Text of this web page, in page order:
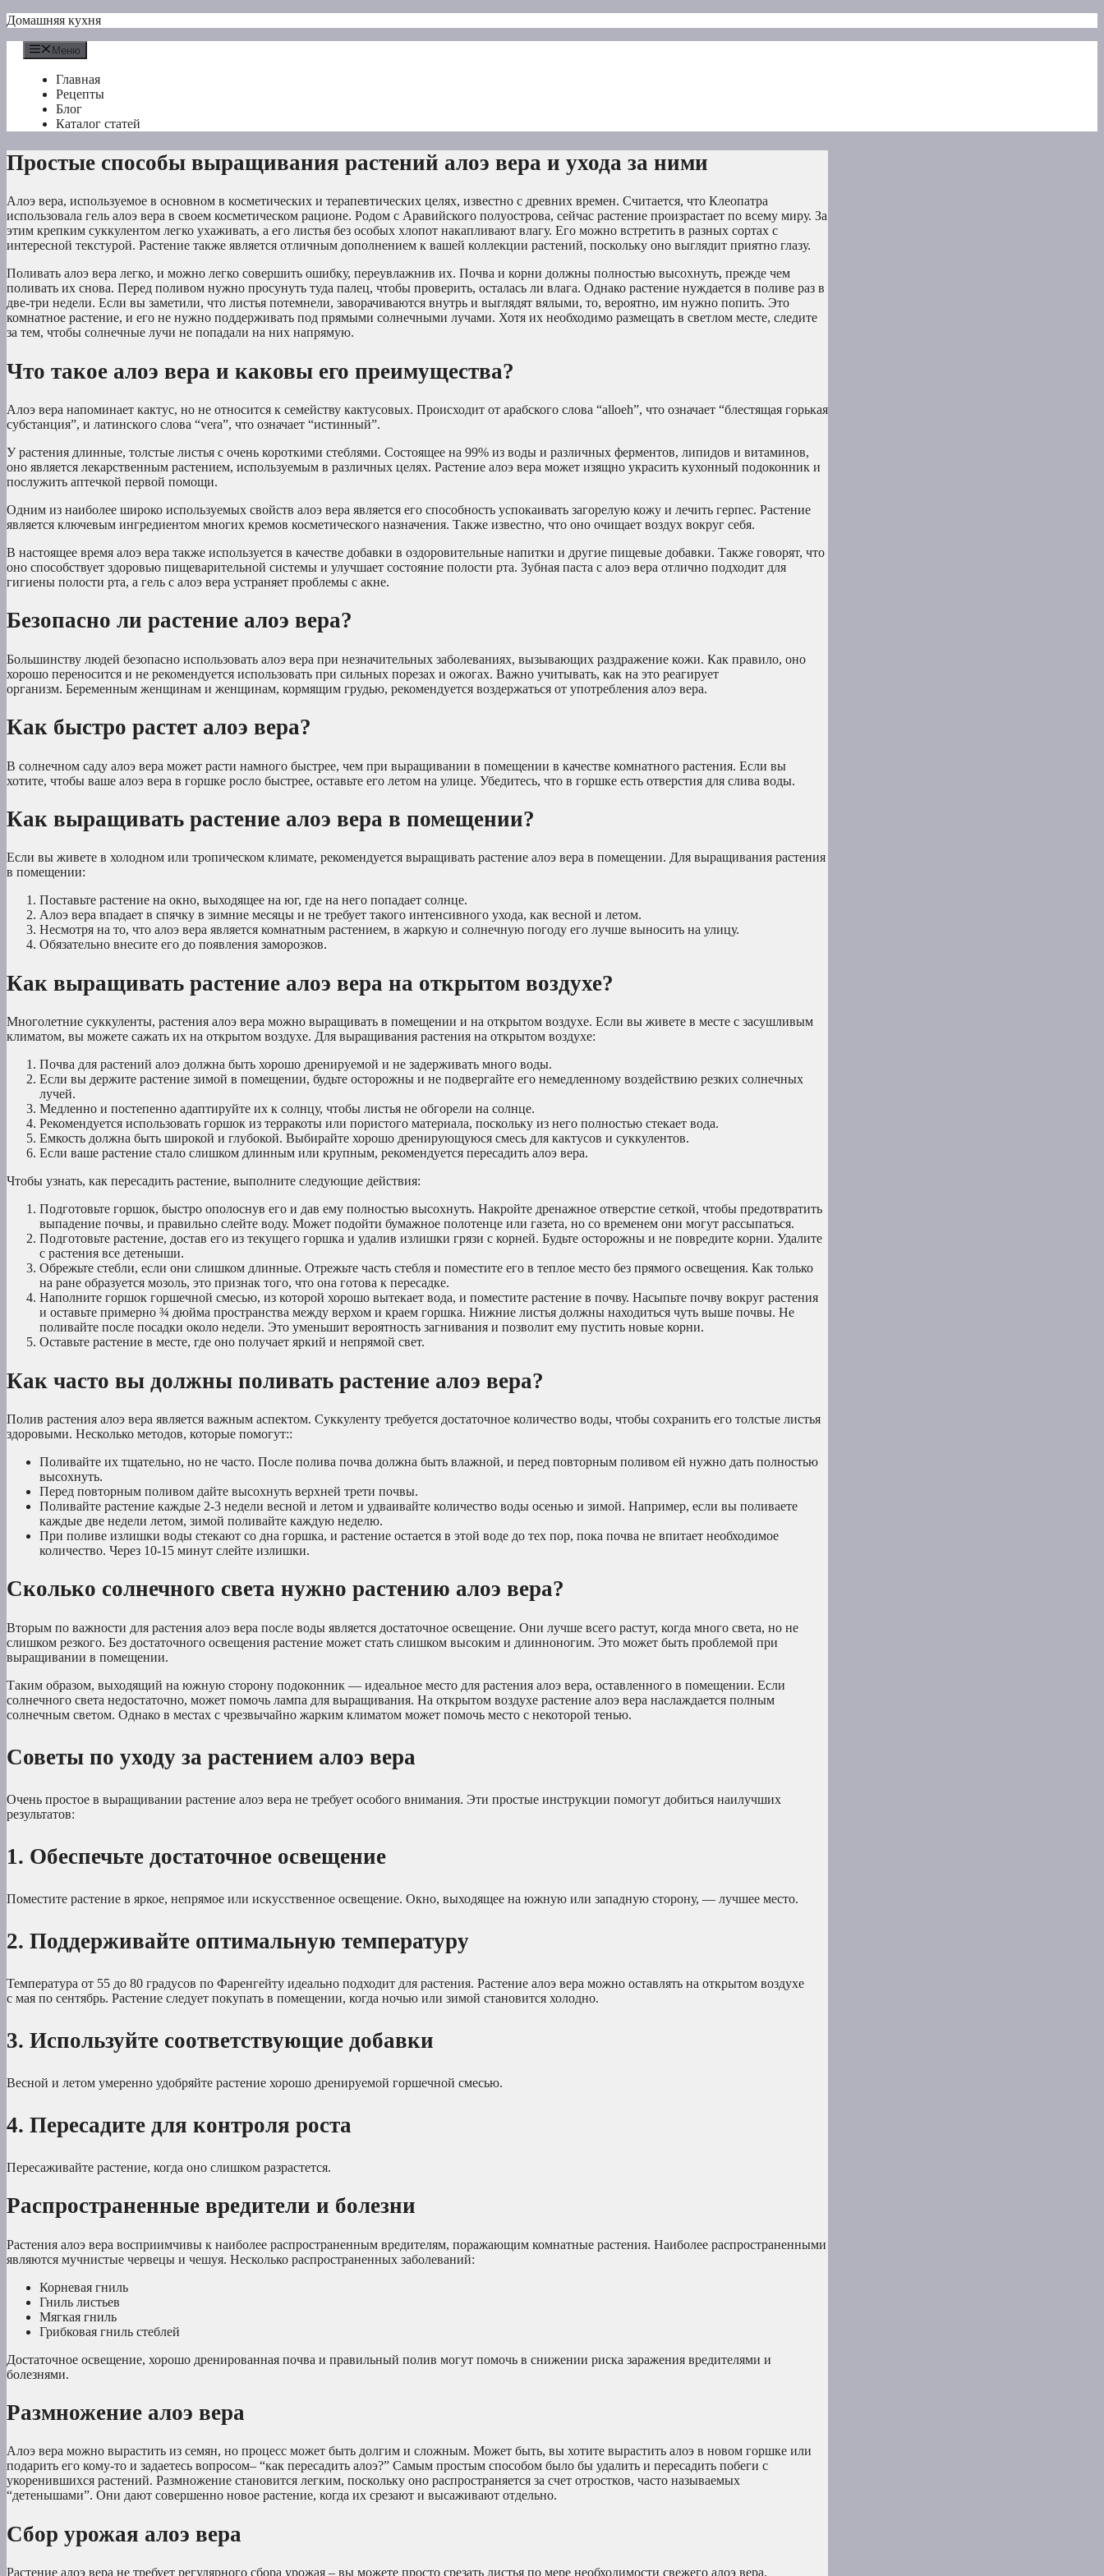
Перейти
содержимому
Домашняя кухня
Меню
Главная
Рецепты
Блог
Каталог статей
Простые способы выращивания растений алоэ вера и ухода за ними
Алоэ вера, используемое в основном в косметических и терапевтических целях, известно с древних времен. Считается, что Клеопатра
использовала гель алоэ вера в своем косметическом рационе. Родом с Аравийского полуострова, сейчас растение произрастает по всему миру. За
этим крепким суккулентом легко ухаживать, а его листья без особых хлопот накапливают влагу. Его можно встретить в разных сортах с
интересной текстурой. Растение также является отличным дополнением к вашей коллекции растений, поскольку оно выглядит приятно глазу.
Поливать алоэ вера легко, и можно легко совершить ошибку, переувлажнив их. Почва и корни должны полностью высохнуть, прежде чем
поливать их снова. Перед поливом нужно просунуть туда палец, чтобы проверить, осталась ли влага. Однако растение нуждается в поливе раз в
две-три недели. Если вы заметили, что листья потемнели, заворачиваются внутрь и выглядят вялыми, то, вероятно, им нужно попить. Это
комнатное растение, и его не нужно поддерживать под прямыми солнечными лучами. Хотя их необходимо размещать в светлом месте, следите
за тем, чтобы солнечные лучи не попадали на них напрямую.
Что такое алоэ вера и каковы его преимущества?
Алоэ вера напоминает кактус, но не относится к семейству кактусовых. Происходит от арабского слова “alloeh”, что означает “блестящая горькая
субстанция”, и латинского слова “vera”, что означает “истинный”.
У растения длинные, толстые листья с очень короткими стеблями. Состоящее на 99% из воды и различных ферментов, липидов и витаминов,
оно является лекарственным растением, используемым в различных целях. Растение алоэ вера может изящно украсить кухонный подоконник и
послужить аптечкой первой помощи.
Одним из наиболее широко используемых свойств алоэ вера является его способность успокаивать загорелую кожу и лечить герпес. Растение
является ключевым ингредиентом многих кремов косметического назначения. Также известно, что оно очищает воздух вокруг себя.
В настоящее время алоэ вера также используется в качестве добавки в оздоровительные напитки и другие пищевые добавки. Также говорят, что
оно способствует здоровью пищеварительной системы и улучшает состояние полости рта. Зубная паста с алоэ вера отлично подходит для
гигиены полости рта, а гель с алоэ вера устраняет проблемы с акне.
Безопасно ли растение алоэ вера?
Большинству людей безопасно использовать алоэ вера при незначительных заболеваниях, вызывающих раздражение кожи. Как правило, оно
хорошо переносится и не рекомендуется использовать при сильных порезах и ожогах. Важно учитывать, как на это реагирует
организм. Беременным женщинам и женщинам, кормящим грудью, рекомендуется воздержаться от употребления алоэ вера.
Как быстро растет алоэ вера?
В солнечном саду алоэ вера может расти намного быстрее, чем при выращивании в помещении в качестве комнатного растения. Если вы
хотите, чтобы ваше алоэ вера в горшке росло быстрее, оставьте его летом на улице. Убедитесь, что в горшке есть отверстия для слива воды.
Как выращивать растение алоэ вера в помещении?
Если вы живете в холодном или тропическом климате, рекомендуется выращивать растение алоэ вера в помещении. Для выращивания растения
в помещении:
Поставьте растение на окно, выходящее на юг, где на него попадает солнце.
Алоэ вера впадает в спячку в зимние месяцы и не требует такого интенсивного ухода, как весной и летом.
Несмотря на то, что алоэ вера является комнатным растением, в жаркую и солнечную погоду его лучше выносить на улицу.
Обязательно внесите его до появления заморозков.
Как выращивать растение алоэ вера на открытом воздухе?
Многолетние суккуленты, растения алоэ вера можно выращивать в помещении и на открытом воздухе. Если вы живете в месте с засушливым
климатом, вы можете сажать их на открытом воздухе. Для выращивания растения на открытом воздухе:
Почва для растений алоэ должна быть хорошо дренируемой и не задерживать много воды.
Если вы держите растение зимой в помещении, будьте осторожны и не подвергайте его немедленному воздействию резких солнечных
лучей.
Медленно и постепенно адаптируйте их к солнцу, чтобы листья не обгорели на солнце.
Рекомендуется использовать горшок из терракоты или пористого материала, поскольку из него полностью стекает вода.
Емкость должна быть широкой и глубокой. Выбирайте хорошо дренирующуюся смесь для кактусов и суккулентов.
Если ваше растение стало слишком длинным или крупным, рекомендуется пересадить алоэ вера.
Чтобы узнать, как пересадить растение, выполните следующие действия:
Подготовьте горшок, быстро ополоснув его и дав ему полностью высохнуть. Накройте дренажное отверстие сеткой, чтобы предотвратить
выпадение почвы, и правильно слейте воду. Может подойти бумажное полотенце или газета, но со временем они могут рассыпаться.
Подготовьте растение, достав его из текущего горшка и удалив излишки грязи с корней. Будьте осторожны и не повредите корни. Удалите
с растения все детеныши.
Обрежьте стебли, если они слишком длинные. Отрежьте часть стебля и поместите его в теплое место без прямого освещения. Как только
на ране образуется мозоль, это признак того, что она готова к пересадке.
Наполните горшок горшечной смесью, из которой хорошо вытекает вода, и поместите растение в почву. Насыпьте почву вокруг растения
и оставьте примерно ¾ дюйма пространства между верхом и краем горшка. Нижние листья должны находиться чуть выше почвы. Не
поливайте после посадки около недели. Это уменьшит вероятность загнивания и позволит ему пустить новые корни.
Оставьте растение в месте, где оно получает яркий и непрямой свет.
Как часто вы должны поливать растение алоэ вера?
Полив растения алоэ вера является важным аспектом. Суккуленту требуется достаточное количество воды, чтобы сохранить его толстые листья
здоровыми. Несколько методов, которые помогут::
Поливайте их тщательно, но не часто. После полива почва должна быть влажной, и перед повторным поливом ей нужно дать полностью
высохнуть.
Перед повторным поливом дайте высохнуть верхней трети почвы.
Поливайте растение каждые 2-3 недели весной и летом и удваивайте количество воды осенью и зимой. Например, если вы поливаете
каждые две недели летом, зимой поливайте каждую неделю.
При поливе излишки воды стекают со дна горшка, и растение остается в этой воде до тех пор, пока почва не впитает необходимое
количество. Через 10-15 минут слейте излишки.
Сколько солнечного света нужно растению алоэ вера?
Вторым по важности для растения алоэ вера после воды является достаточное освещение. Они лучше всего растут, когда много света, но не
слишком резкого. Без достаточного освещения растение может стать слишком высоким и длинноногим. Это может быть проблемой при
выращивании в помещении.
Таким образом, выходящий на южную сторону подоконник — идеальное место для растения алоэ вера, оставленного в помещении. Если
солнечного света недостаточно, может помочь лампа для выращивания. На открытом воздухе растение алоэ вера наслаждается полным
солнечным светом. Однако в местах с чрезвычайно жарким климатом может помочь место с некоторой тенью.
Советы по уходу за растением алоэ вера
Очень простое в выращивании растение алоэ вера не требует особого внимания. Эти простые инструкции помогут добиться наилучших
результатов:
1. Обеспечьте достаточное освещение
Поместите растение в яркое, непрямое или искусственное освещение. Окно, выходящее на южную или западную сторону, — лучшее место.
2. Поддерживайте оптимальную температуру
Температура от 55 до 80 градусов по Фаренгейту идеально подходит для растения. Растение алоэ вера можно оставлять на открытом воздухе
с мая по сентябрь. Растение следует покупать в помещении, когда ночью или зимой становится холодно.
3. Используйте соответствующие добавки
Весной и летом умеренно удобряйте растение хорошо дренируемой горшечной смесью.
4. Пересадите для контроля роста
Пересаживайте растение, когда оно слишком разрастется.
Распространенные вредители и болезни
Растения алоэ вера восприимчивы к наиболее распространенным вредителям, поражающим комнатные растения. Наиболее распространенными
являются мучнистые червецы и чешуя. Несколько распространенных заболеваний:
Корневая гниль
Гниль листьев
Мягкая гниль
Грибковая гниль стеблей
Достаточное освещение, хорошо дренированная почва и правильный полив могут помочь в снижении риска заражения вредителями и
болезнями.
Размножение алоэ вера
Алоэ вера можно вырастить из семян, но процесс может быть долгим и сложным. Может быть, вы хотите вырастить алоэ в новом горшке или
подарить его кому-то и задаетесь вопросом– “как пересадить алоэ?” Самым простым способом было бы удалить и пересадить побеги с
укоренившихся растений. Размножение становится легким, поскольку оно распространяется за счет отростков, часто называемых
“детенышами”. Они дают совершенно новое растение, когда их срезают и высаживают отдельно.
Сбор урожая алоэ вера
Растение алоэ вера не требует регулярного сбора урожая – вы можете просто срезать листья по мере необходимости свежего алоэ вера.